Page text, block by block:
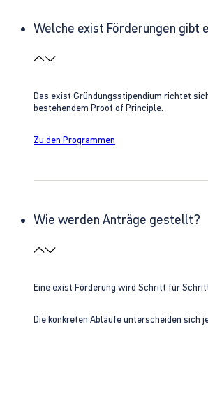
Welche exist Förderungen gibt
Das exist Gründungsstipendium richtet
bestehendem Proof of Principle.
Zu den Programmen
Wie werden Anträge gestellt?
Eine exist Förderung wird Schritt für
Die konkreten Abläufe unterscheiden sich